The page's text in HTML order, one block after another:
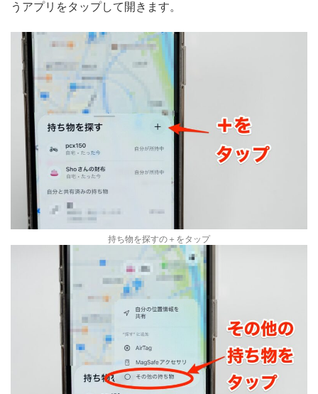
うアプリをタップして開きます。
持ち物を探すの＋をタップ